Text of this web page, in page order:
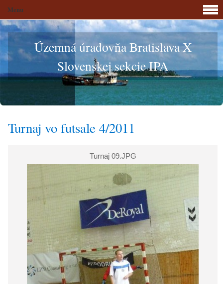
Územná úradovňa Bratislava X
Slovenskej sekcie IPA
Turnaj vo futsale 4/2011
Turnaj 09.JPG
Menu